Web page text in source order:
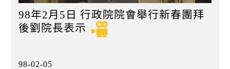
98年2月5日 行政院院會舉行新春團拜
後劉院長表示
98-02-05